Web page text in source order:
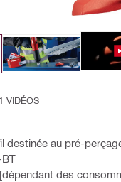
1 VIDÉOS
destinée au pré-
des